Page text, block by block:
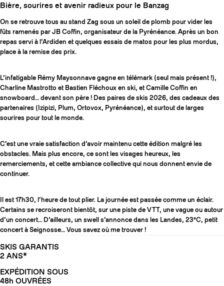
Bière, sourires et avenir radieux pour le Banzag
On se retrouve tous au stand Zag sous un soleil de plomb pour vider les
fûts ramenés par JB Coffin, organisateur de la Pyrénéance. Après un bon
repas servi à l’Ardiden et quelques essais de matos pour les plus mordus,
place à la remise des prix.
L’infatigable Rémy Maysonnave gagne en télémark (seul mais présent !),
Charline Mastrotto et Bastien Fléchoux en ski, et Camille Coffin en
snowboard… devant son père ! Des paires de skis 2026, des cadeaux des
partenaires (Izipizi, Plum, Ortovox, Pyrénéance), et surtout de larges
sourires pour tout le monde.
C’est une vraie satisfaction d’avoir maintenu cette édition malgré les
obstacles. Mais plus encore, ce sont les visages heureux, les
remerciements, et cette ambiance collective qui nous donnent envie de
continuer.
Il est 17h30, l’heure de tout plier. La journée est passée comme un éclair.
Certains se recroiseront bientôt, sur une piste de VTT, une vague ou autour
d’un concert… D’ailleurs, un swell s’annonce dans les Landes, 23°C, petit
concert à Seignosse… Vous savez où me trouver !
SKIS GARANTIS
2 ANS*
EXPÉDITION SOUS
48h OUVRÉES